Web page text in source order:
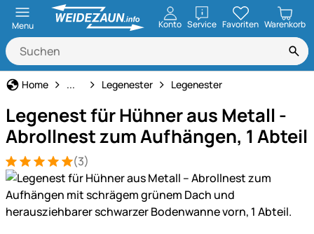
Menu Konto ServiceöffnenFavoriten Warenkorb
Home Geflügelhaltung
... Legenester Legenester
Legenest für Hühner aus Metall -
Abrollnest zum Aufhängen, 1 Abteil
Bewertung: 5 von 5 (3 Bewertungen)
3 Bewertungen
(3)
Produktgalerie